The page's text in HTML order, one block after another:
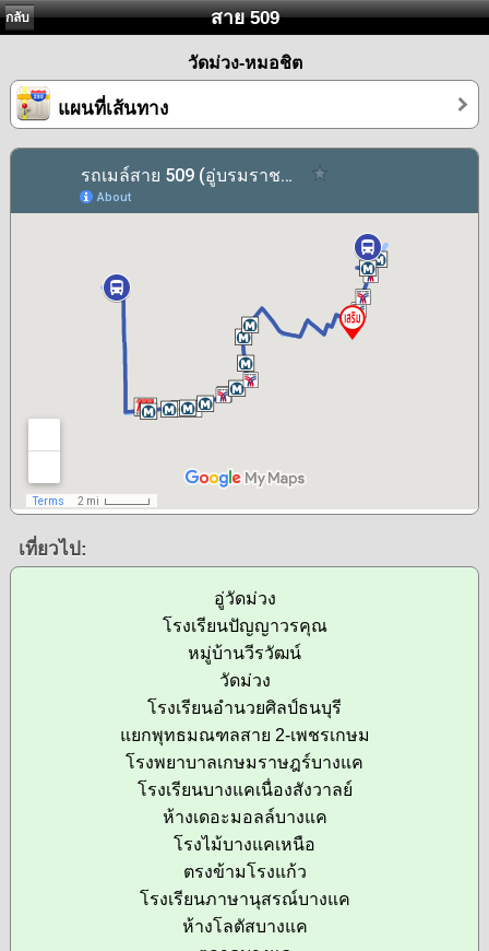
กลับ สาย 509
วัดม่วง-หมอชิต
แผนที่เส้นทาง
เที่ยวไป:
อู่วัดม่วง
โรงเรียนปัญญาวรคุณ
หมู่บ้านวีรวัฒน์
วัดม่วง
โรงเรียนอำนวยศิลป์ธนบุรี
แยกพุทธมณฑลสาย 2-เพชรเกษม
โรงพยาบาลเกษมราษฎร์บางแค
โรงเรียนบางแคเนื่องสังวาลย์
ห้างเดอะมอลล์บางแค
โรงไม้บางแคเหนือ
ตรงข้ามโรงแก้ว
โรงเรียนภาษานุสรณ์บางแค
ห้างโลตัสบางแค